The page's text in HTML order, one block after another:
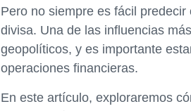
Pero no siempre es fácil
divisa. Una de las influencias
geopolíticos, y es importante
operaciones financieras.
En este artículo, exploraremos